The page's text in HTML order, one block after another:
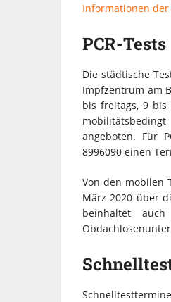
Informationen
PCR-Tests
Die städtische
Impfzentrum am
bis freitags, 9 bis
angeboten. Für
8996090 einen
Von den mobilen
März 2020 über
beinhaltet